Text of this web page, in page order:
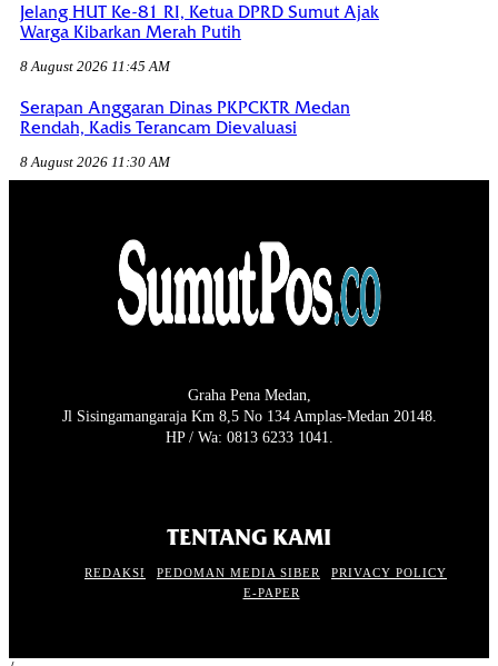
Jelang HUT Ke-81 RI, Ketua DPRD Sumut Ajak
Warga Kibarkan Merah Putih
8 August 2026 11:45 AM
Serapan Anggaran Dinas PKPCKTR Medan
Rendah, Kadis Terancam Dievaluasi
8 August 2026 11:30 AM
Graha Pena Medan,
Jl Sisingamangaraja Km 8,5 No 134 Amplas-Medan 20148.
HP / Wa: 0813 6233 1041.
TENTANG KAMI
REDAKSI PEDOMAN MEDIA SIBER
PRIVACY POLICY
E-PAPER